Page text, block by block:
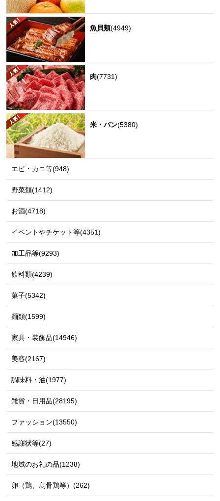
魚貝類(4949)
肉(7731)
米・パン(5380)
エビ・カニ等(948)
野菜類(1412)
お酒(4718)
イベントやチケット等(4351)
加工品等(9293)
飲料類(4239)
菓子(5342)
麺類(1599)
家具・装飾品(14946)
美容(2167)
調味料・油(1977)
雑貨・日用品(28195)
ファッション(13550)
感謝状等(27)
地域のお礼の品(1238)
卵（鶏、烏骨鶏等）(262)